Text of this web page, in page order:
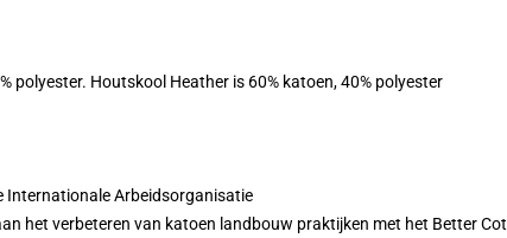
polyester. Houtskool Heather is 60% katoen, 40% polyester
Internationale Arbeidsorganisatie
het verbeteren van katoen landbouw praktijken met het Better